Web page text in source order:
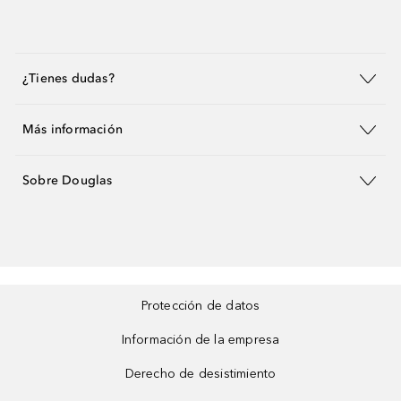
¿Tienes dudas?
Más información
Sobre Douglas
Protección de datos
Información de la empresa
Derecho de desistimiento